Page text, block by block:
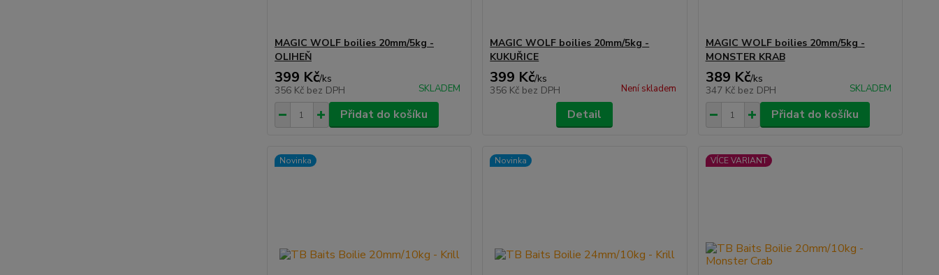
MAGIC WOLF boilies 20mm/5kg -
OLIHEŇ
399 Kč/ks
356 Kč bez DPH SKLADEM
Přidat do košíku
MAGIC WOLF boilies 20mm/5kg -
KUKUŘICE
399 Kč/ks
356 Kč bez DPH Není skladem
Detail
MAGIC WOLF boilies 20mm/5kg -
MONSTER KRAB
389 Kč/ks
347 Kč bez DPH SKLADEM
Přidat do košíku
Novinka Novinka VÍCE VARIANT